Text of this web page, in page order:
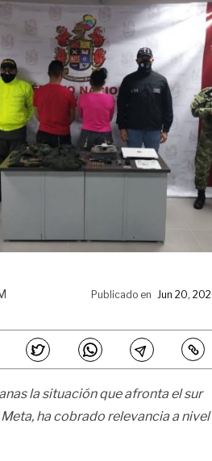
Publicado en Jun 20,
la situación que afronta el sur
ha cobrado relevancia a nivel